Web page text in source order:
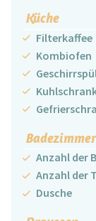
Küche
Filterkaffee
Kombiofen
Badezimmer
Anzahl der
Anzahl der
Dusche